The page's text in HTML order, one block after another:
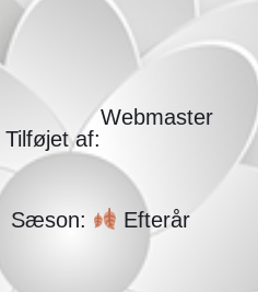
Tilføjet af:
Webmaster
Sæson: Efterår